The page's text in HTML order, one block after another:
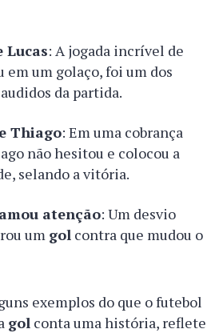
Lucas: A jogada incrível de
em um golaço, foi um dos
da partida.
Thiago: Em uma cobrança
não hesitou e colocou a
selando a vitória.
atenção: Um desvio
um gol contra que mudou o
exemplos do que o futebol
gol conta uma história, reflete